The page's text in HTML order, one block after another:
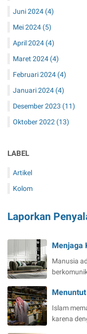
Juni 2024 (4)
Mei 2024 (5)
April 2024 (4)
Maret 2024 (4)
Februari 2024 (4)
Januari 2024 (4)
Desember 2023 (11)
Oktober 2022 (13)
LABEL
Artikel
Kolom
Laporkan
Menjaga
Manusia
Islam
karena